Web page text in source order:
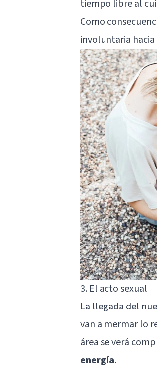
tiempo libre al
Como
involuntaria hacia
3. El acto sexual
La llegada del
van a mermar lo
área se verá
energía.